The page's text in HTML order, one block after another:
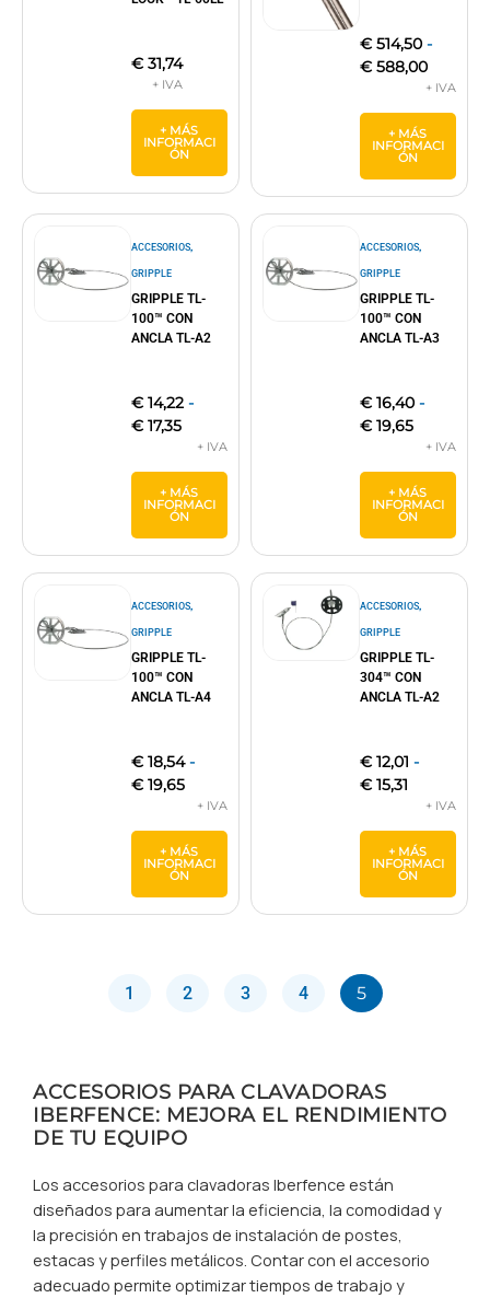
€31,74
+ MÁS
INFORMACI
ÓN
€514,50 -
€588,00
+ MÁS
INFORMACI
ÓN
ACCESORIOS,
GRIPPLE
GRIPPLE TL-
100™ CON
ANCLA TL-A2
€14,22 -
€17,35
+ MÁS
INFORMACI
ÓN
ACCESORIOS,
GRIPPLE
GRIPPLE TL-
100™ CON
ANCLA TL-A3
€16,40 -
€19,65
+ MÁS
INFORMACI
ÓN
ACCESORIOS,
GRIPPLE
GRIPPLE TL-
100™ CON
ANCLA TL-A4
€18,54 -
€19,65
+ MÁS
INFORMACI
ÓN
ACCESORIOS,
GRIPPLE
GRIPPLE TL-
304™ CON
ANCLA TL-A2
€12,01 -
€15,31
+ MÁS
INFORMACI
ÓN
1 2 3 4 5
ACCESORIOS PARA CLAVADORAS
IBERFENCE: MEJORA EL RENDIMIENTO
DE TU EQUIPO
Los accesorios para clavadoras Iberfence están
diseñados para aumentar la eficiencia, la comodidad y
la precisión en trabajos de instalación de postes,
estacas y perfiles metálicos. Contar con el accesorio
adecuado permite optimizar tiempos de trabajo y